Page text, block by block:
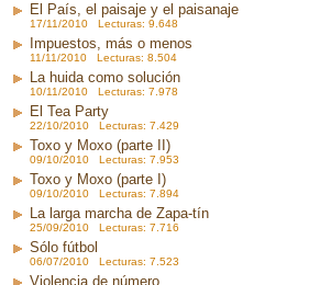
El País, el paisaje y el paisanaje
17/11/2010 Lecturas: 9.648
Impuestos, más o menos
11/11/2010 Lecturas: 8.504
La huida como solución
10/11/2010 Lecturas: 7.978
El Tea Party
22/10/2010 Lecturas: 7.429
Toxo y Moxo (parte II)
09/10/2010 Lecturas: 7.953
Toxo y Moxo (parte I)
09/10/2010 Lecturas: 7.894
La larga marcha de Zapa-tín
25/09/2010 Lecturas: 7.716
Sólo fútbol
06/07/2010 Lecturas: 7.523
Violencia de número